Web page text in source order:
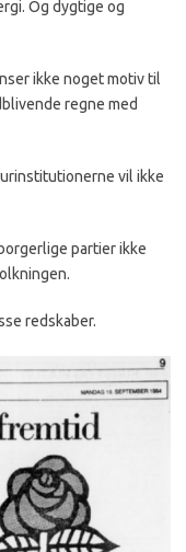
Og dygtige og
ikke noget motiv til
regne med
vil ikke
parti­er ikke
redskaber.